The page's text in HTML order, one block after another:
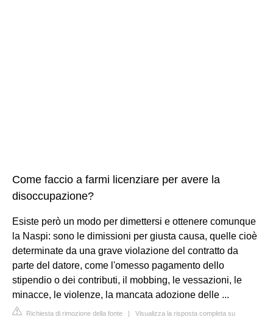
Come faccio a farmi licenziare per avere la
disoccupazione?
Esiste però un modo per dimettersi e ottenere comunque
la Naspi: sono le dimissioni per giusta causa, quelle cioè
determinate da una grave violazione del contratto da
parte del datore, come l'omesso pagamento dello
stipendio o dei contributi, il mobbing, le vessazioni, le
minacce, le violenze, la mancata adozione delle ...
Richiesta di rimozione della fonte | Visualizza la risposta completa su